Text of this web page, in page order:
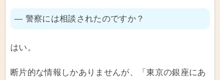
― 警察には相談されたのですか？
はい。
断片的な情報しかありませんが、「東京の銀座にあ